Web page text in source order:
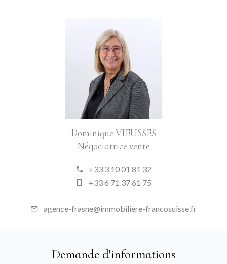
Dominique VIEUSSES
Négociatrice vente
+33 3 10 01 81 32
+33 6 71 37 61 75
agence-frasne@immobiliere-francosuisse.fr
Demande d'informations